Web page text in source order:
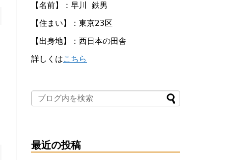
【名前】：早川 鉄男
【住まい】：東京23区
【出身地】：西日本の田舎
詳しくはこちら
最近の投稿